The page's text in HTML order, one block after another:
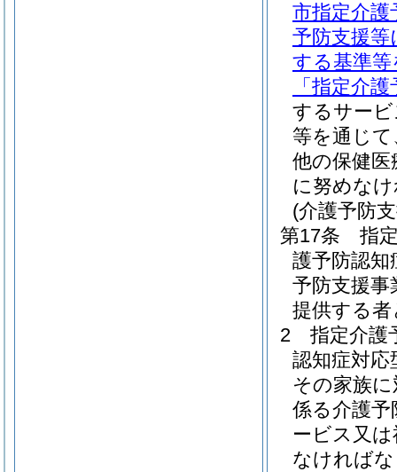
市指定介護
予防支援
する基準
「指定介
するサー
等を通じ
他の保健
に努めな
(介護予防
第17条
指
護予防認
予防支援
提供する
2
指定介護
認知症対
その家族
係る介護
ービス又
なければ